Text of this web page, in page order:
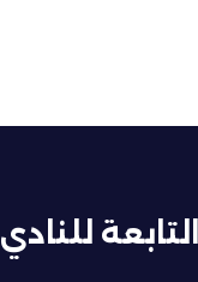
للنادي